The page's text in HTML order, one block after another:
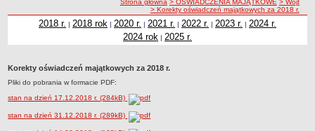
Lokalizacja
Zadania publiczne
Związki i stowarzyszenia
Realizacja zadań publicznych
Rejestr zbiorów danych osobowych
ścieżka nawigacji
Strona główna > OŚWIADCZENIA MAJĄTKOWE > Wójt
> Korekty oświadczeń majątkowych za 2018 r.
2018 r. | 2018 rok | 2020 r. | 2021 r. | 2022 r. | 2023 r. | 2024 r.
2024 rok | 2025 r.
Korekty oświadczeń majątkowych za 2018 r.
Pliki do pobrania w formacie PDF:
stan na dzień 17.12.2018 r. (284kB)
stan na dzień 31.12.2018 r. (289kB)